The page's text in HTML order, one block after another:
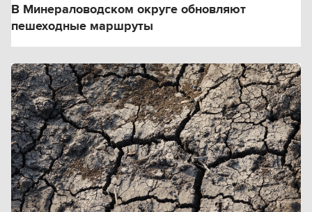
В Минераловодском округе обновляют
пешеходные маршруты